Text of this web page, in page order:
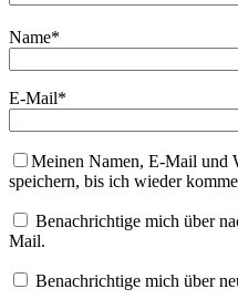
Name*
E-Mail*
Meinen Namen, E-Mail und
speichern, bis ich wieder
Benachrichtige mich über
Mail.
Benachrichtige mich über